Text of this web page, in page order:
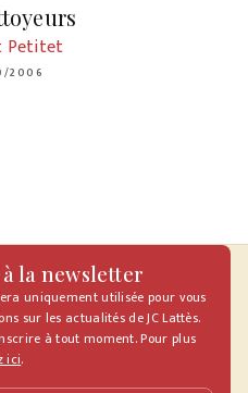
Petitet
2006
la newsletter
uniquement utilisée pour vous
sur les actualités de JC Lattès.
à tout moment. Pour plus
ici.